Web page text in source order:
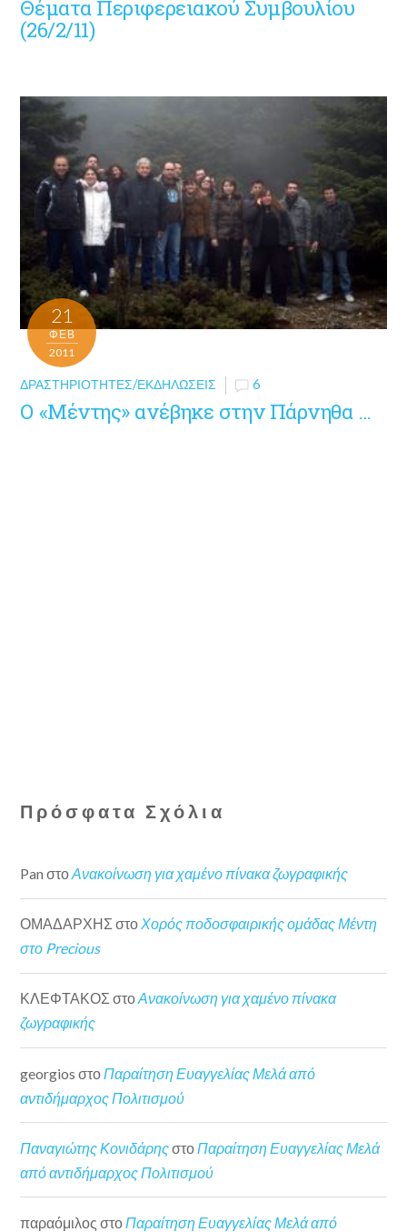
Θέματα Περιφερειακού Συμβουλίου
(26/2/11)
21
ΦΕΒ
2011
ΔΡΑΣΤΗΡΙΌΤΗΤΕΣ/ΕΚΔΗΛΏΣΕΙΣ 6
Ο «Μέντης» ανέβηκε στην Πάρνηθα …
Πρόσφατα Σχόλια
Pan στοΑνακοίνωση για χαμένο πίνακα ζωγραφικής
ΟΜΑΔΑΡΧΗΣ στοΧορός ποδοσφαιρικής ομάδας Μέντη
στο Precious
ΚΛΕΦΤΑΚΟΣ στοΑνακοίνωση για χαμένο πίνακα
ζωγραφικής
georgios στο Παραίτηση Ευαγγελίας Μελά από
αντιδήμαρχος Πολιτισμού
Παναγιώτης Κονιδάρηςστο Παραίτηση Ευαγγελίας Μελά
από αντιδήμαρχος Πολιτισμού
παραόμιλος στοΠαραίτηση Ευαγγελίας Μελά από